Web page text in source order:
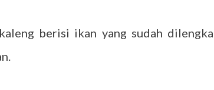
berisi ikan yang sudah